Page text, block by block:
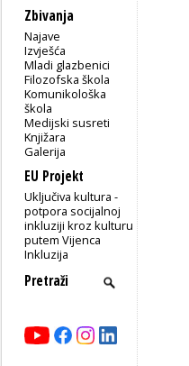
Zbivanja
Najave
Izvješća
Mladi glazbenici
Filozofska škola
Komunikološka
škola
Medijski susreti
Knjižara
Galerija
EU Projekt
Uključiva kultura -
potpora socijalnoj
inkluziji kroz kulturu
putem Vijenca
Inkluzija